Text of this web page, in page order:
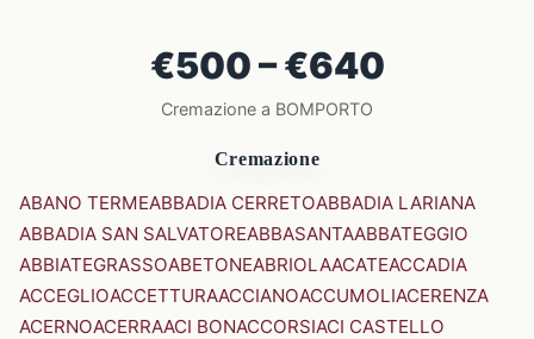
€500 – €640
Cremazione a BOMPORTO
Cremazione
ABANO TERMEABBADIA CERRETOABBADIA LARIANA
ABBADIA SAN SALVATOREABBASANTAABBATEGGIO
ABBIATEGRASSOABETONEABRIOLAACATEACCADIA
ACCEGLIOACCETTURAACCIANOACCUMOLIACERENZA
ACERNOACERRAACI BONACCORSIACI CASTELLO